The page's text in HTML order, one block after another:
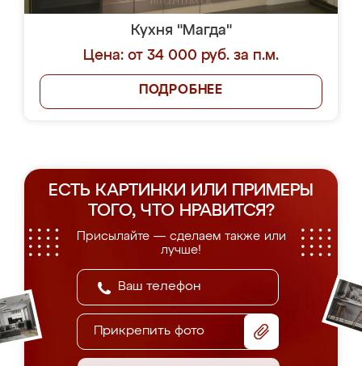
Кухня "Магда"
Цена: от 34 000 руб. за п.м.
ПОДРОБНЕЕ
ЕСТЬ КАРТИНКИ ИЛИ ПРИМЕРЫ
ТОГО, ЧТО НРАВИТСЯ?
Присылайте — сделаем также или
лучше!
Прикрепить фото